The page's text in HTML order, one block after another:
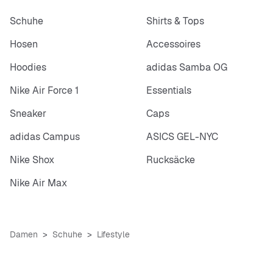
Schuhe
Shirts & Tops
Hosen
Accessoires
Hoodies
adidas Samba OG
Nike Air Force 1
Essentials
Sneaker
Caps
adidas Campus
ASICS GEL-NYC
Nike Shox
Rucksäcke
Nike Air Max
Damen Schuhe Lifestyle